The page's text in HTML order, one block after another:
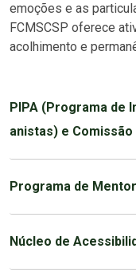
emoções e as
FCMSCSP oferece
acolhimento e
PIPA (Programa de
anistas) e
Programa de
Núcleo de